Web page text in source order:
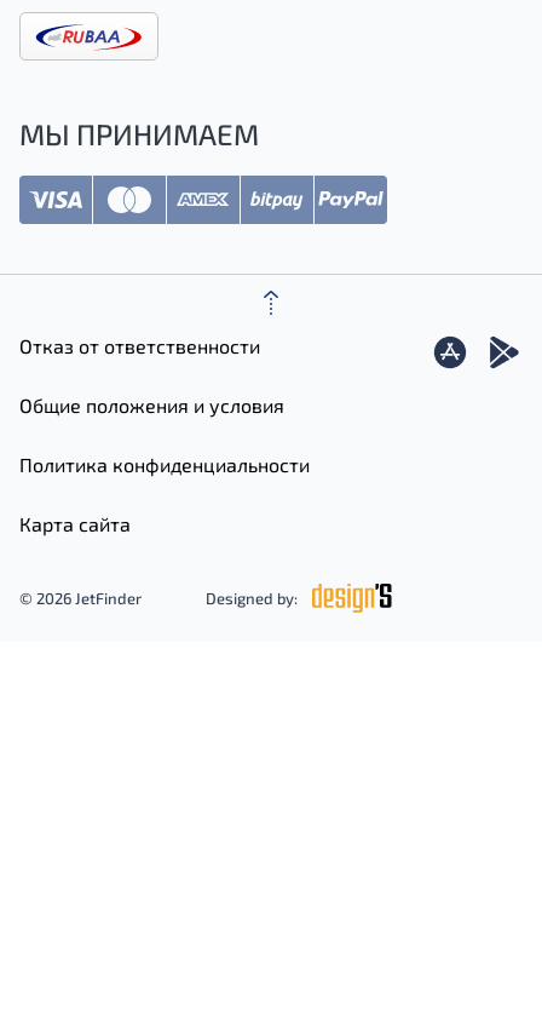
МЫ ПРИНИМАЕМ
Отказ от ответственности
Общие положения и условия
Политика конфиденциальности
Карта сайта
© 2026 JetFinder Designed by: